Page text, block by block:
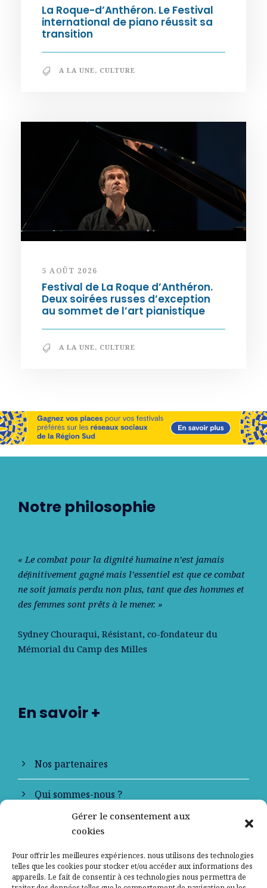
Gérer le consentement aux
cookies
Pour offrir les meilleures expériences, nous utilisons des technologies
telles que les cookies pour stocker et/ou accéder aux informations des
appareils. Le fait de consentir à ces technologies nous permettra de
La Roque-d’Anthéron. Le Festival
international de piano réussit sa
transition
A LA UNE, CULTURE
5 AOÛT 2026
Festival de La Roque d’Anthéron.
Deux soirées russes d’exception
au sommet de l’art pianistique
A LA UNE, CULTURE
Notre philosophie
« Le combat pour la dignité humaine n’est jamais
déﬁnitivement gagné mais l’essentiel est que ce combat
ne soit jamais perdu non plus, tant que des hommes et
des femmes sont prêts à le mener. »
Sydney Chouraqui, Résistant, co-fondateur du
Mémorial du Camp des Milles
En savoir +
Nos partenaires
Qui sommes-nous ?
Contactez-nous
Mentions légales
Politique de confidentialité